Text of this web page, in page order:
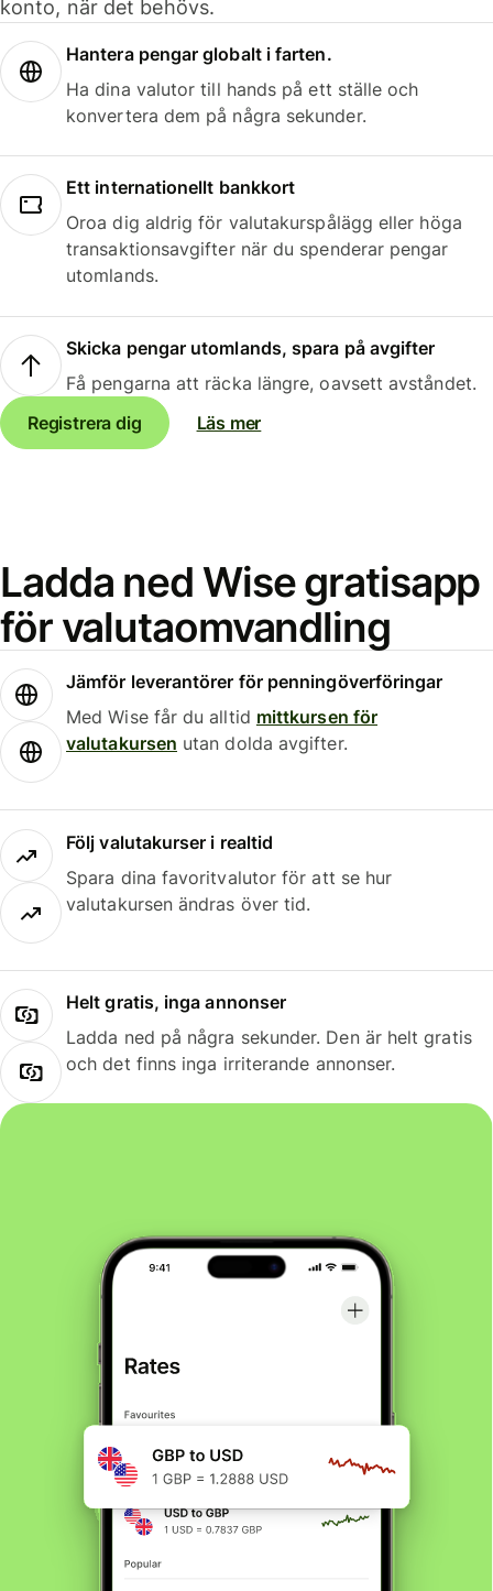
konto, när det behövs.
Hantera pengar globalt i farten.
Ha dina valutor till hands på ett ställe och
konvertera dem på några sekunder.
Ett internationellt bankkort
Oroa dig aldrig för valutakurspålägg eller höga
transaktionsavgifter när du spenderar pengar
utomlands.
Skicka pengar utomlands, spara på avgifter
Få pengarna att räcka längre, oavsett avståndet.
Registrera dig
Läs mer
Ladda ned Wise gratisapp
för valutaomvandling
Jämför leverantörer för penningöverföringar
Med Wise får du alltid mittkursen för
valutakursen utan dolda avgifter.
Följ valutakurser i realtid
Spara dina favoritvalutor för att se hur
valutakursen ändras över tid.
Helt gratis, inga annonser
Ladda ned på några sekunder. Den är helt gratis
och det finns inga irriterande annonser.